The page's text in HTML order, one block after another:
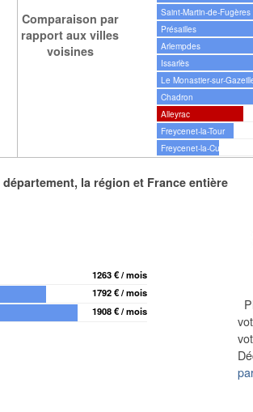
Comparaison par
rapport aux villes
voisines
Saint-Martin-de-Fugères
Présailles
Arlempdes
Issarlès
Le Monastier-sur-
Chadron
Alleyrac
Freycenet-la-Tour
Freycenet-la-Cuche
la région et France entière
1263 € / mois
1792 € / mois
1908 € / mois